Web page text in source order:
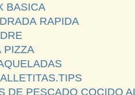
BASICA
RAPIDA
PIZZA
DE PESCADO COCIDO